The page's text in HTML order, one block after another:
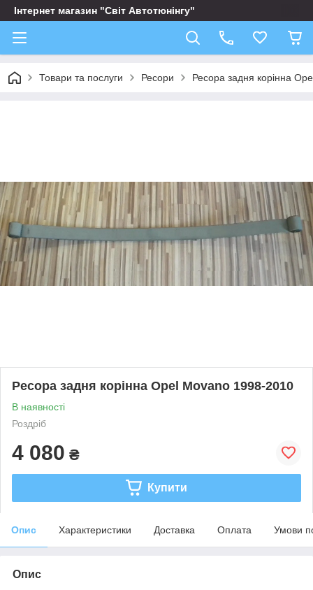
Інтернет магазин "Світ Автотюнінгу"
Товари та послуги Ресори Ресора задня корінна
Ресора задня корінна Opel Movano 1998-2010
В наявності
Роздріб
4 080 ₴
Купити
Опис Характеристики Доставка Оплата Умови
Опис